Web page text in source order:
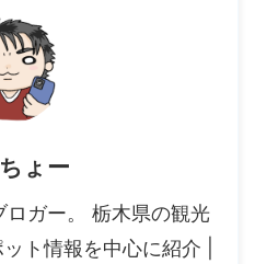
ょー
ガー。 栃木県の観光
ト情報を中心に紹介 |